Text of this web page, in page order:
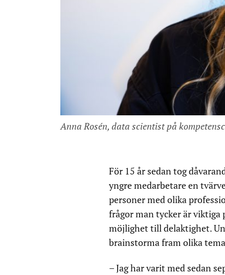
Anna Rosén, data scientist på
För 15 år sedan tog
yngre medarbetare en
personer med olika
frågor man tycker är viktiga
möjlighet till delaktighet.
brainstorma fram olika
– Jag har varit med sedan